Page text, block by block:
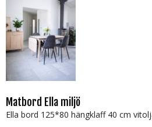
Matbord Ella miljö
Ella bord 125*80 hängklaff 40 cm